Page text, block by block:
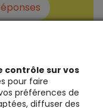
contrôle sur vos
pour faire
préférences de
diffuser des